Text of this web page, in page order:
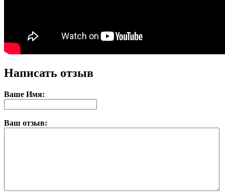
Написать отзыв
Ваше Имя:
Ваш отзыв: